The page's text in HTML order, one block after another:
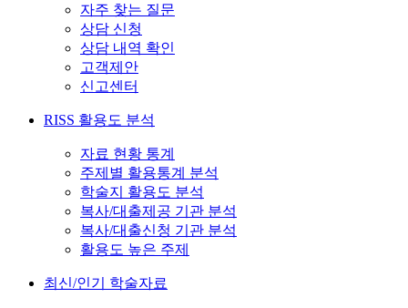
자주 찾는 질문
상담 신청
상담 내역 확인
고객제안
신고센터
RISS 활용도 분석
자료 현황 통계
주제별 활용통계 분석
학술지 활용도 분석
복사/대출제공 기관 분석
복사/대출신청 기관 분석
활용도 높은 주제
최신/인기 학술자료